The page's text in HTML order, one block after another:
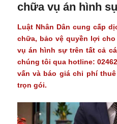
chữa vụ án hình
Luật Nhân Dân cung cấp
chữa, bảo vệ quyền lợi
vụ án hình sự trên tất cả
chúng tôi qua hotline:
vấn và báo giá chi phí
trọn gói.